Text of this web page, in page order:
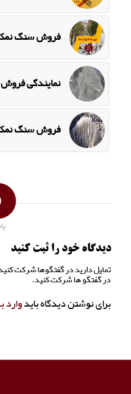
فروش سنگ نمک
نمایندگی
فروش سنگ
دیدگاه خود را ثبت کنید
تمایل دارید در گفتگوها شرکت
در گفتگو ها شرکت کنید.
برای نوشتن دیدگاه بایدوارد